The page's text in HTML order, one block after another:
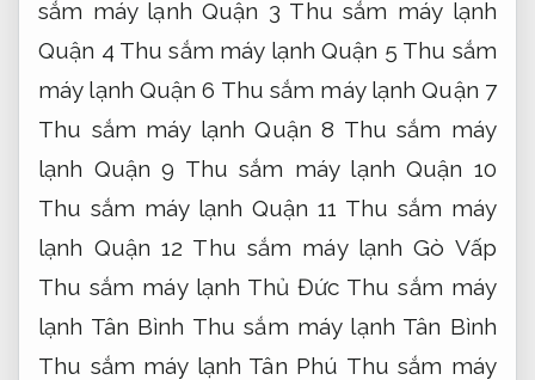
sắm máy lạnh Quận 3 Thu sắm máy lạnh
Quận 4 Thu sắm máy lạnh Quận 5 Thu sắm
máy lạnh Quận 6 Thu sắm máy lạnh Quận 7
Thu sắm máy lạnh Quận 8 Thu sắm máy
lạnh Quận 9 Thu sắm máy lạnh Quận 10
Thu sắm máy lạnh Quận 11 Thu sắm máy
lạnh Quận 12 Thu sắm máy lạnh Gò Vấp
Thu sắm máy lạnh Thủ Đức Thu sắm máy
lạnh Tân Bình Thu sắm máy lạnh Tân Bình
Thu sắm máy lạnh Tân Phú Thu sắm máy